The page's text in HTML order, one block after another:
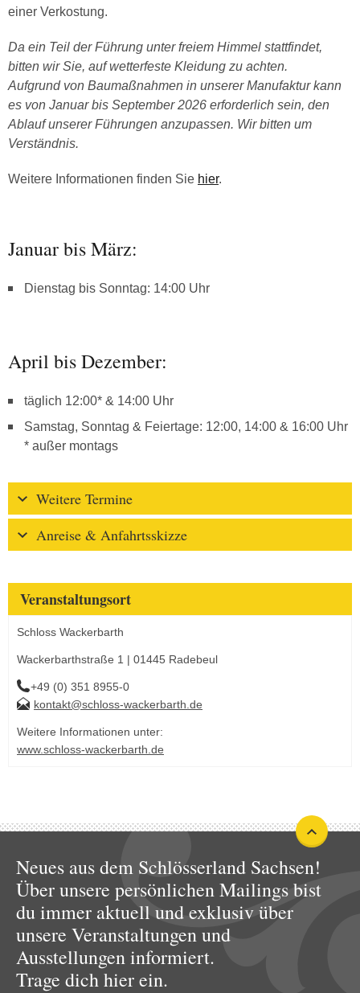
einer Verkostung.
Da ein Teil der Führung unter freiem Himmel stattfindet,
bitten wir Sie, auf wetterfeste Kleidung zu achten.
Aufgrund von Baumaßnahmen in unserer Manufaktur kann
es von Januar bis September 2026 erforderlich sein, den
Ablauf unserer Führungen anzupassen. Wir bitten um
Verständnis.
Weitere Informationen finden Sie hier.
Januar bis März:
Dienstag bis Sonntag: 14:00 Uhr
April bis Dezember:
täglich 12:00* & 14:00 Uhr
Samstag, Sonntag & Feiertage: 12:00, 14:00 & 16:00 Uhr
* außer montags
Weitere Termine
Anreise & Anfahrtsskizze
Veranstaltungsort
Schloss Wackerbarth
Wackerbarthstraße 1 | 01445 Radebeul
+49 (0) 351 8955-0
kontakt@schloss-wackerbarth.de
Weitere Informationen unter:
www.schloss-wackerbarth.de
Neues aus dem Schlösserland Sachsen!
Über unsere persönlichen Mailings bist
du immer aktuell und exklusiv über
unsere Veranstaltungen und
Ausstellungen informiert.
Trage dich hier ein.